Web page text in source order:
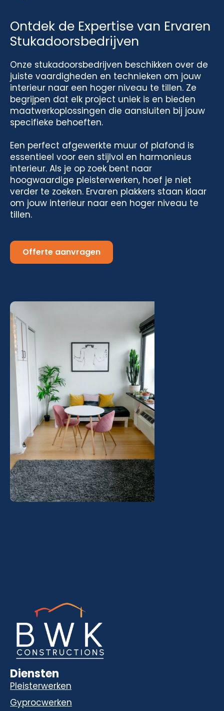
Ontdek de Expertise van Ervaren
Stukadoorsbedrijven
Onze stukadoorsbedrijven beschikken over de
juiste vaardigheden en technieken om jouw
interieur naar een hoger niveau te tillen. Ze
begrijpen dat elk project uniek is en bieden
maatwerkoplossingen die aansluiten bij jouw
specifieke behoeften.
Een perfect afgewerkte muur of plafond is
essentieel voor een stijlvol en harmonieus
interieur. Als je op zoek bent naar
hoogwaardige pleisterwerken, hoef je niet
verder te zoeken. Ervaren plakkers staan klaar
om jouw interieur naar een hoger niveau te
tillen.
Offerte aanvragen
Diensten
Pleisterwerken
Gyprocwerken